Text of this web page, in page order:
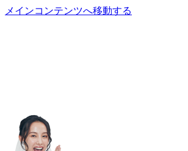
メインコンテンツへ移動する